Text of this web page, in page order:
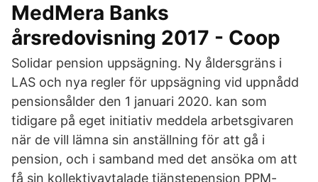
MedMera Banks
årsredovisning 2017 - Coop
Solidar pension uppsägning. Ny åldersgräns i
LAS och nya regler för uppsägning vid uppnådd
pensionsålder den 1 januari 2020. kan som
tidigare på eget initiativ meddela arbetsgivaren
när de vill lämna sin anställning för att gå i
pension, och i samband med det ansöka om att
få sin kollektivavtalade tjänstepension PPM-